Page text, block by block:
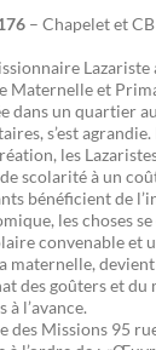
– Chapelet et
Maternelle et
dans un quartier
s’est
les
scolarité à un
bénéficient de
les choses
convenable et
maternelle,
des goûters et
l’avance.
des Missions 95